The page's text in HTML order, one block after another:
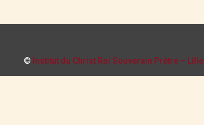
© Institut du Christ Roi Souverain Prêtre – Lille